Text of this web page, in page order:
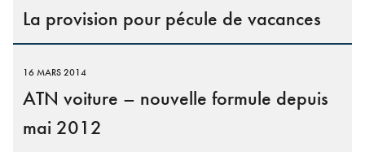
La provision pour pécule de vacances
16 MARS 2014
ATN voiture – nouvelle formule depuis
mai 2012